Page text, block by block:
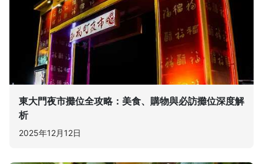
東大門夜市攤位全攻略：美食、購物與必訪攤位深度解
析
2025年12月12日